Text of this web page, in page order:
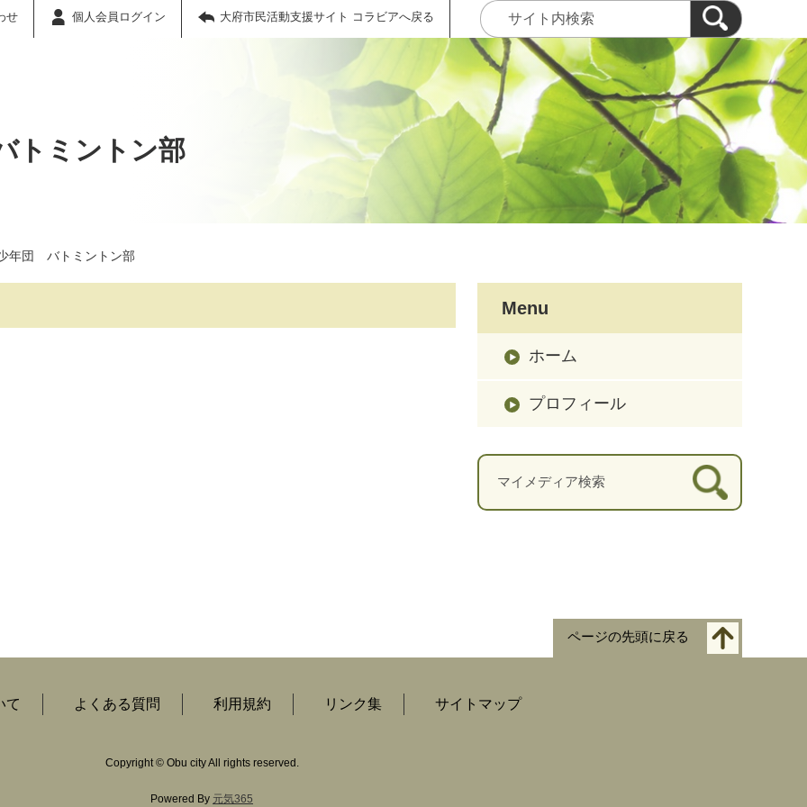
せ 個人会員ログイン 大府市民活動支援サイト コラビアへ戻る
トミントン部
年団 バトミントン部
Menu
ホーム
プロフィール
ページの先頭に戻る
て よくある質問 利用規約 リンク集 サイトマップ
Copyright © Obu city All rights reserved.
Powered By 元気365